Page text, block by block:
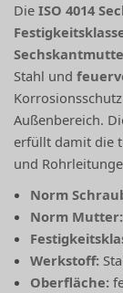
DieISO 4014
Stahl und
Außenbereich.
erfüllt damit die
und
Norm
Norm Mutter:
Werkstoff:
Oberfläche: